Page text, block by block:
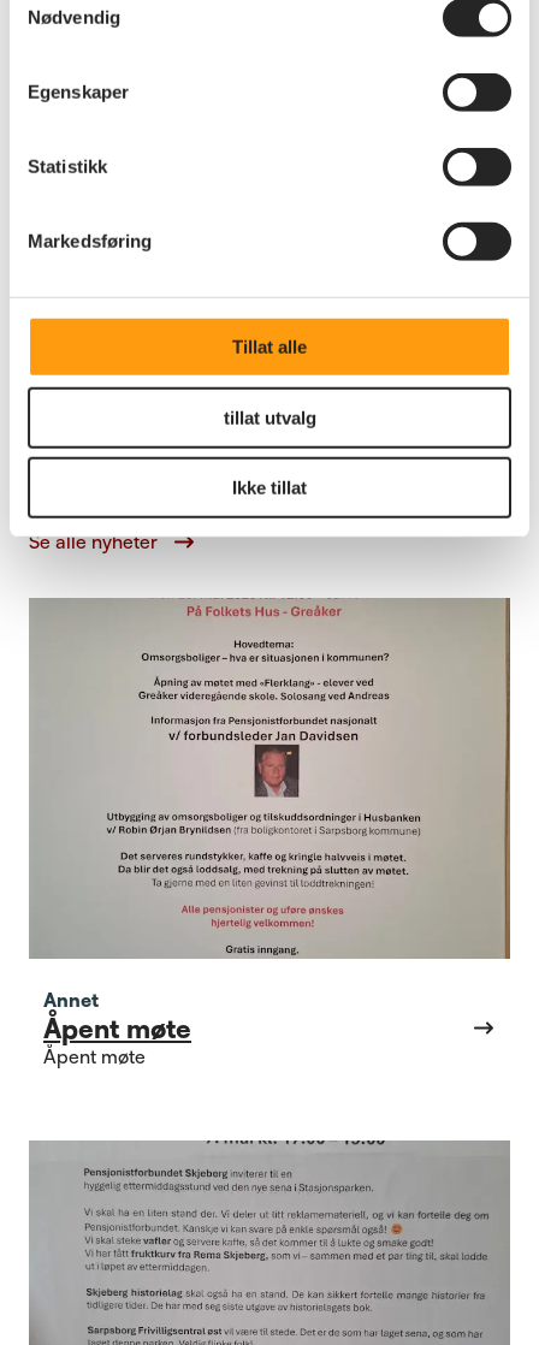
Nødvendig
Egenskaper
Statistikk
Markedsføring
Tillat alle
tillat utvalg
Ikke tillat
Annet
Andre nyheter
Se alle nyheter
Annet
Åpent møte
Åpent møte